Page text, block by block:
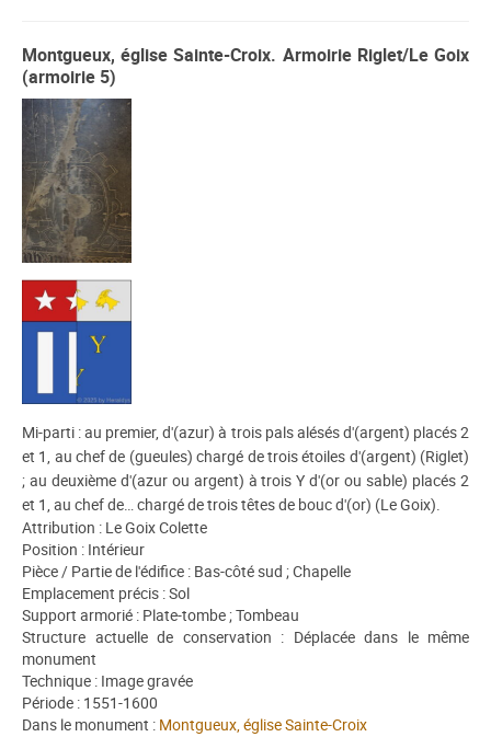
Montgueux, église Sainte-Croix. Armoirie Riglet/Le Goix
(armoirie 5)
Mi-parti : au premier, d'(azur) à trois pals alésés d'(argent) placés 2
et 1, au chef de (gueules) chargé de trois étoiles d'(argent) (Riglet)
; au deuxième d'(azur ou argent) à trois Y d'(or ou sable) placés 2
et 1, au chef de… chargé de trois têtes de bouc d'(or) (Le Goix).
Attribution : Le Goix Colette
Position : Intérieur
Pièce / Partie de l'édifice : Bas-côté sud ; Chapelle
Emplacement précis : Sol
Support armorié : Plate-tombe ; Tombeau
Structure actuelle de conservation : Déplacée dans le même
monument
Technique : Image gravée
Période : 1551-1600
Dans le monument : Montgueux, église Sainte-Croix